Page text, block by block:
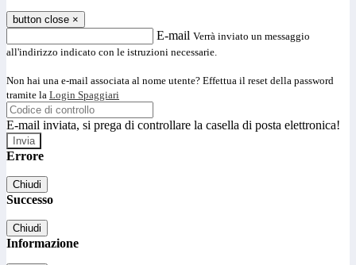
button close ×
E-mail Verrà inviato un messaggio
all'indirizzo indicato con le istruzioni necessarie.
Non hai una e-mail associata al nome utente? Effettua il reset della password
tramite la Login Spaggiari
E-mail inviata, si prega di controllare la casella di posta elettronica!
Errore
Chiudi
Successo
Chiudi
Informazione